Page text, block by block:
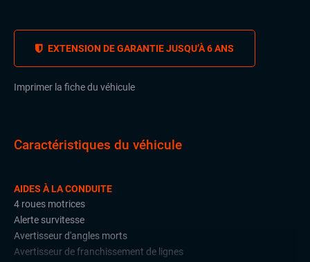
EXTENSION DE GARANTIE JUSQU’À 6 ANS
Imprimer la fiche du véhicule
Caractéristiques du véhicule
AIDES À LA CONDUITE
4 roues motrices
Alerte survitesse
Avertisseur d'angles morts
Avertisseur de franchissement de lignes